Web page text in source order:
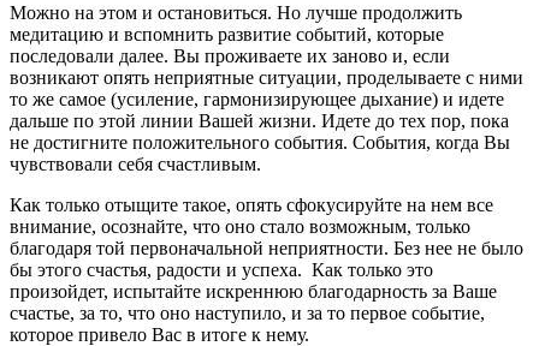
Можно на этом и остановиться. Но лучше продолжить
медитацию и вспомнить развитие событий, которые
последовали далее. Вы проживаете их заново и, если
возникают опять неприятные ситуации, проделываете с ними
то же самое (усиление, гармонизирующее дыхание) и идете
дальше по этой линии Вашей жизни. Идете до тех пор, пока
не достигните положительного события. События, когда Вы
чувствовали себя счастливым.
Как только отыщите такое, опять сфокусируйте на нем все
внимание, осознайте, что оно стало возможным, только
благодаря той первоначальной неприятности. Без нее не было
бы этого счастья, радости и успеха. Как только это
произойдет, испытайте искреннюю благодарность за Ваше
счастье, за то, что оно наступило, и за то первое событие,
которое привело Вас в итоге к нему.